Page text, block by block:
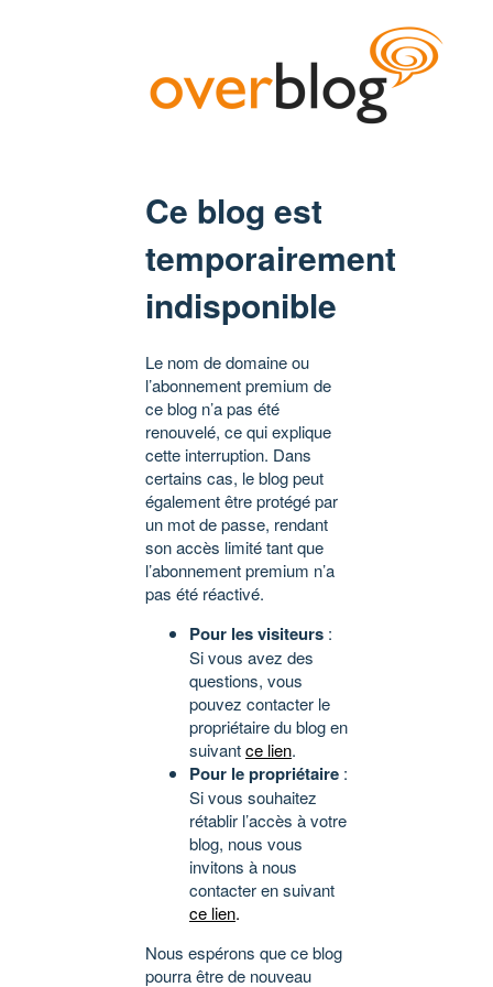
Ce blog est
temporairement
indisponible
Le nom de domaine ou
l’abonnement premium de
ce blog n’a pas été
renouvelé, ce qui explique
cette interruption. Dans
certains cas, le blog peut
également être protégé par
un mot de passe, rendant
son accès limité tant que
l’abonnement premium n’a
pas été réactivé.
Pour les visiteurs :
Si vous avez des
questions, vous
pouvez contacter le
propriétaire du blog en
suivantce lien.
Pour le propriétaire :
Si vous souhaitez
rétablir l’accès à votre
blog, nous vous
invitons à nous
contacter en suivant
ce lien.
Nous espérons que ce blog
pourra être de nouveau